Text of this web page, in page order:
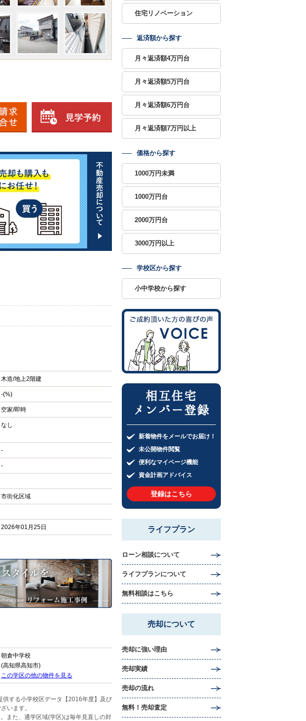
木造/地上2階建
-(%)
空家/即時
なし
-
-
市街化区域
2026年01月25日
朝倉中学校
(高知県高知市)
この学区の他の物件を見る
する小学校区データ【2016年度】及び
います。
また、通学区域(学区)は毎年見直しの対
住宅リノベーション
返済額から探す
月々返済額4万円台
月々返済額5万円台
月々返済額6万円台
月々返済額7万円以上
価格から探す
1000万円未満
1000万円台
2000万円台
3000万円以上
学校区から探す
小中学校から探す
相互住宅
メンバー登録
新着物件をメールでお届け！
未公開物件閲覧
便利なマイページ機能
資金計画アドバイス
登録はこちら
ライフプラン
ローン相談について
ライフプランについて
無料相談はこちら
売却について
売却に強い理由
売却実績
売却の流れ
無料！売却査定